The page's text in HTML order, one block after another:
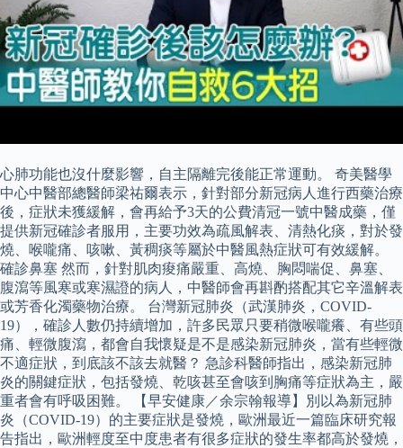
心肺功能也沒什麼影響，自主隔離完後能正常運動。 奇美醫學
中心中醫部總醫師梁祐爾表示，針對部分新冠病人進行西藥治療
後，症狀未獲緩解，會再給予3天的公費清冠一號中醫成藥，僅
提供新冠確診者服用，主要功效為疏風解表、清熱化痰，對於發
燒、喉嚨痛、咳嗽、黃稠痰等屬於中醫風熱症狀可有效緩解。
確診鼻塞 然而，針對肌肉痠痛嚴重、高燒、胸悶喘促、鼻塞、
腹瀉等風寒或寒濕證的病人，中醫師會再斟酌搭配其它辛溫解表
或芳香化濁藥物治療。 台灣新冠肺炎（武漢肺炎，COVID-
19），確診人數仍持續增加，許多民眾只要稍微喉嚨癢、有些頭
痛、輕微腹瀉，都會自我懷疑是不是感染新冠肺炎，當有些輕微
不適症狀，到底該不該去就醫？ 急診科醫師指出，感染新冠肺
炎的關鍵症狀，包括發燒、乾咳甚至會咳到胸痛等症狀為主，嚴
重者會有呼吸困難。 【早安健康／余宗翰報導】別以為新冠肺
炎（COVID-19）的主要症狀是發燒，歐洲最近一篇臨床研究報
告指出，歐洲輕度至中度患者有很多症狀的發生率都高於發燒，